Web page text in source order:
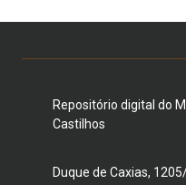
Repositório digital do
Castilhos
Duque de Caxias,